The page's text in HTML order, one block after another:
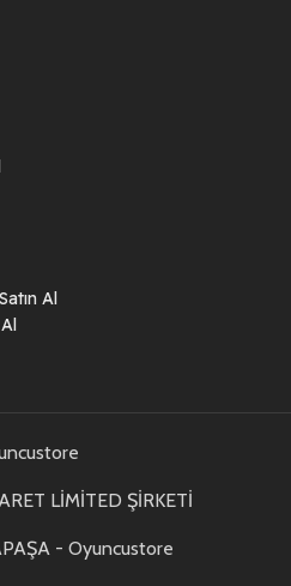
Al
LİMİTED ŞİRKETİ
- Oyuncustore